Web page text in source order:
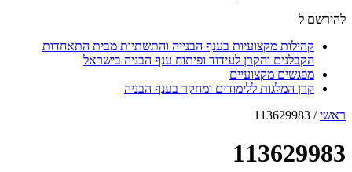
להירשם ל
קהילות מקצועיות בענף הבנייה והתשתיות מבית התאחדות
הקבלנים והקרן לעידוד ופיתוח ענף הבניה בישראל
מפגשים מקצועיים
קרן המלגות ללימודים ומחקר בענף הבניה
ראשי/
113629983
113629983